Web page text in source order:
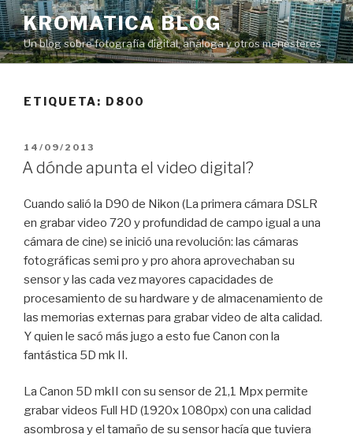
Saltar
al
contenido
KROMATICA BLOG
Un blog sobre fotografía digital, análoga y otros menesteres
ETIQUETA: D800
PUBLICADO
EL
14/09/2013
A dónde apunta el video digital?
Cuando salió la D90 de Nikon (La primera cámara DSLR
en grabar video 720 y profundidad de campo igual a una
cámara de cine) se inició una revolución: las cámaras
fotográficas semi pro y pro ahora aprovechaban su
sensor y las cada vez mayores capacidades de
procesamiento de su hardware y de almacenamiento de
las memorias externas para grabar video de alta calidad.
Y quien le sacó más jugo a esto fue Canon con la
fantástica 5D mk II.
La Canon 5D mkII con su sensor de 21,1 Mpx permite
grabar videos Full HD (1920x 1080px) con una calidad
asombrosa y el tamaño de su sensor hacía que tuviera